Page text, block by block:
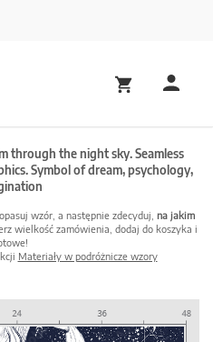
through the night sky. Seamless
Symbol of dream, psychology,
wzór, a następnie zdecyduj, na jakim
wielkość zamówienia, dodaj do koszyka i
Materiały w podróżnicze wzory